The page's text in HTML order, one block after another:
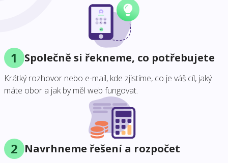
1 Společně si řekneme, co potřebujete
Krátký rozhovor nebo e-mail, kde zjistíme, co je váš cíl, jaký
máte obor a jak by měl web fungovat.
2 Navrhneme řešení a rozpočet